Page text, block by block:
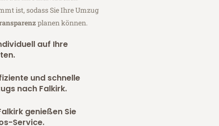
ist, sodass Sie Ihre Umzug
planen können.
auf Ihre
und schnelle
nach Falkirk.
genießen Sie
Service.